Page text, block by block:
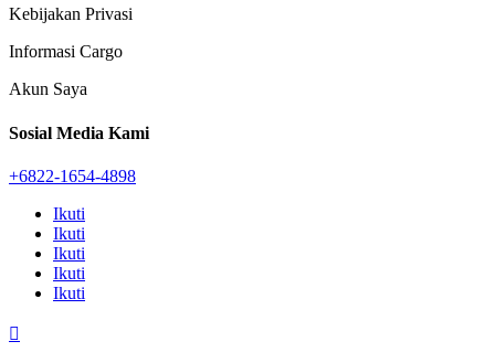
Kebijakan Privasi
Informasi Cargo
Akun Saya
Sosial Media Kami
+6822-1654-4898
Ikuti
Ikuti
Ikuti
Ikuti
Ikuti
